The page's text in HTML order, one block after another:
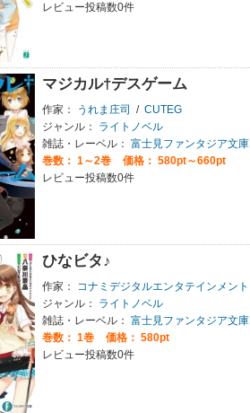
レビュー投稿数0件
マジカル†デスゲーム
作家： うれま庄司 / CUTEG
ジャンル：
ライトノベル
雑誌・レーベル： 富士見ファンタジア文庫
巻数： 1～2巻
価格： 580pt～660pt
レビュー投稿数0件
ひなビタ♪
作家： コナミデジタルエンタテインメント
ジャンル：
ライトノベル
雑誌・レーベル： 富士見ファンタジア文庫
巻数： 1巻
価格： 580pt
レビュー投稿数0件